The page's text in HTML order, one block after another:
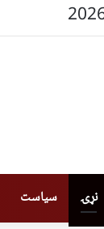
نړۍ سیاست